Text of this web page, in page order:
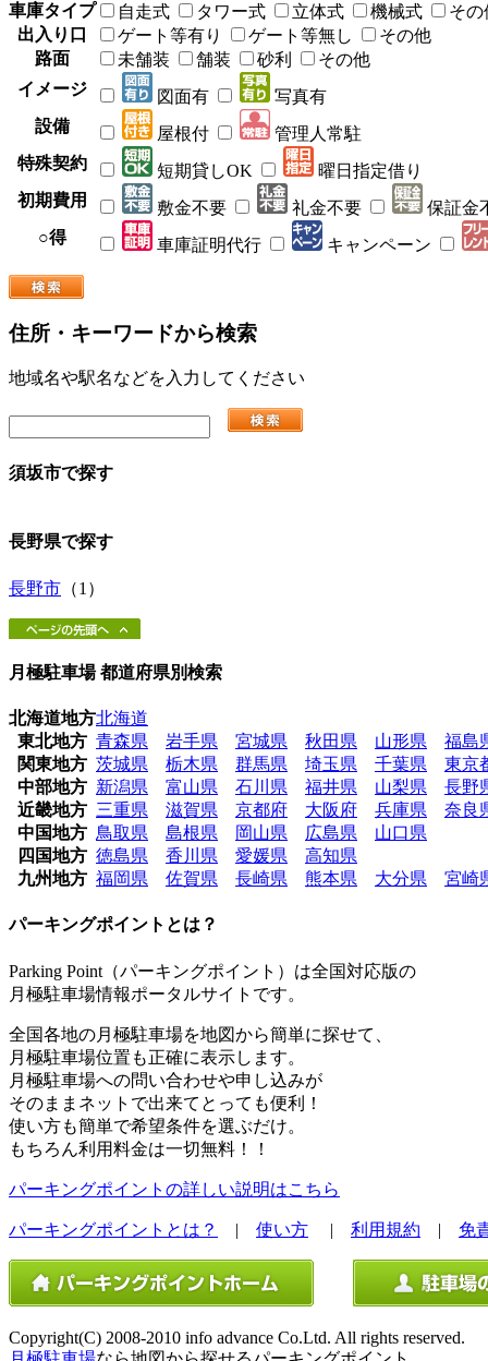
車庫タイプ
自走式 タワー式 立体式 機械式
その
出入り口
ゲート等有り ゲート等無し
その他
路面
未舗装 舗装 砂利
その他
イメージ
図面有
写真有
設備
屋根付
管理人常駐
特殊契約
短期貸しOK
曜日指定借り
初期費用
敷金不要 礼金不要 保証金
○得
車庫証明代行 キャンペーン
住所・キーワードから検索
地域名や駅名などを入力してください
須坂市で探す
長野県で探す
長野市 （1）
月極駐車場 都道府県別検索
北海道地方北海道
東北地方 青森県 岩手県 宮城県 秋田県 山形県
福島
関東地方 茨城県 栃木県 群馬県 埼玉県 千葉県 東京
中部地方 新潟県 富山県 石川県 福井県 山梨県 長野
近畿地方 三重県 滋賀県 京都府 大阪府 兵庫県 奈良
中国地方 鳥取県 島根県 岡山県 広島県
山口県
四国地方 徳島県 香川県 愛媛県
高知県
九州地方 福岡県 佐賀県 長崎県 熊本県 大分県 宮崎
パーキングポイントとは？
Parking Point（パーキングポイント）は全国対応版の
月極駐車場情報ポータルサイトです。
全国各地の月極駐車場を地図から簡単に探せて、
月極駐車場位置も正確に表示します。
月極駐車場への問い合わせや申し込みが
そのままネットで出来てとっても便利！
使い方も簡単で希望条件を選ぶだけ。
もちろん利用料金は一切無料！！
パーキングポイントの詳しい説明はこちら
パーキングポイントとは？ | 使い方 | 利用規約 | 免
Copyright(C) 2008-2010 info advance Co.Ltd. All rights reserved.